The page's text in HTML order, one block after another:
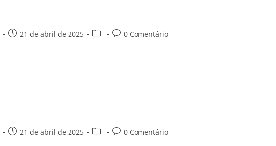
21 de abril de 2025 0 Comentário
21 de abril de 2025 0 Comentário